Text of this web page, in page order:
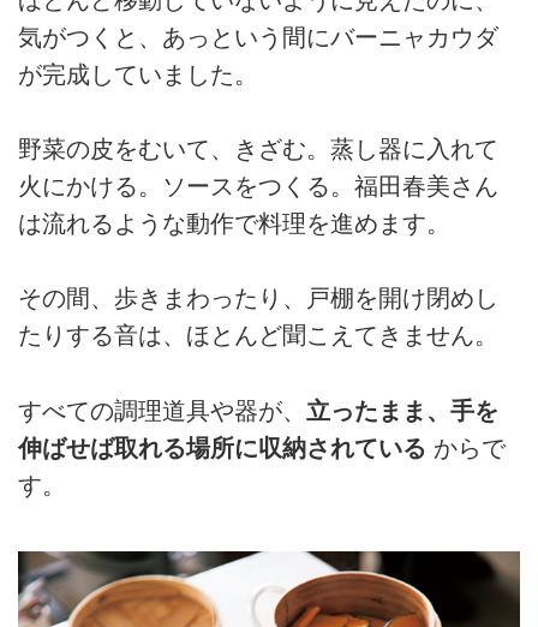
気がつくと、あっという間にバーニャカウダ
が完成していました。
野菜の皮をむいて、きざむ。蒸し器に入れて
火にかける。ソースをつくる。福田春美さん
は流れるような動作で料理を進めます。
その間、歩きまわったり、戸棚を開け閉めし
たりする音は、ほとんど聞こえてきません。
すべての調理道具や器が、 立ったまま、手を
伸ばせば取れる場所に収納されている からで
す。